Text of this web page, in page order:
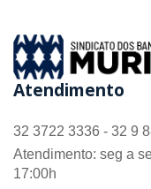
Atendimento
32 3722 3336 - 32 9
Atendimento: seg a
17:00h